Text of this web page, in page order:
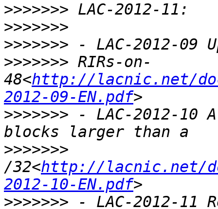
>>>>>>>
>>>>>>>
>>>>>>>
>>>>>>> RIRs-on-
48<http://lacnic.net/
2012-09-EN.pdf
>>>>>>> - LAC-2012-10
>>>>>>>
/32<http://lacnic.net/
2012-10-EN.pdf
>>>>>>> - LAC-2012-11